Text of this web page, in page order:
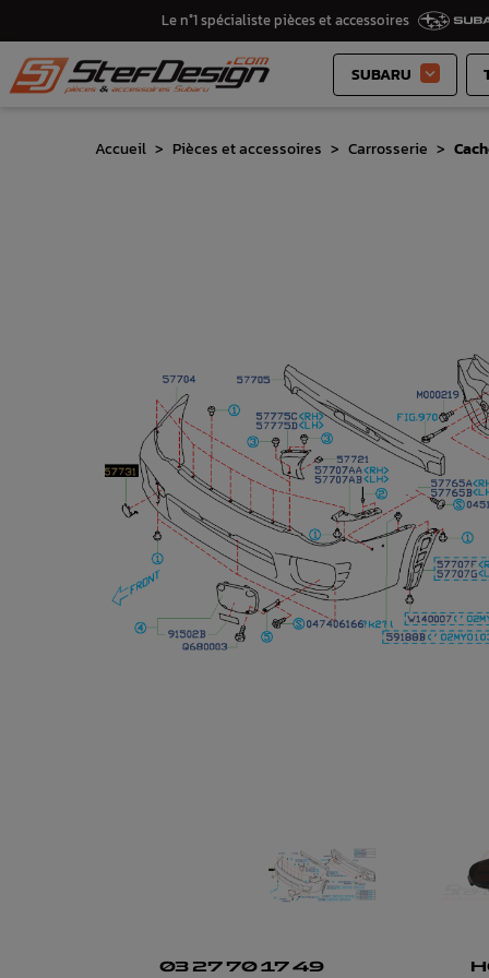
Le n°1 spécialiste pièces et accessoires
SUBARU 
Accueil Pièces et accessoires Carrosserie
03 27 70 17 49